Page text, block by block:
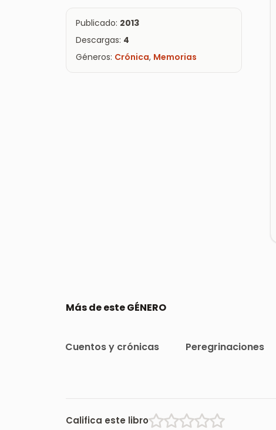
Publicado: 2013
Descargas: 4
Géneros: Crónica, Memorias
Más de este GÉNERO
Cuentos y crónicas Peregrinaciones
Califica este libro